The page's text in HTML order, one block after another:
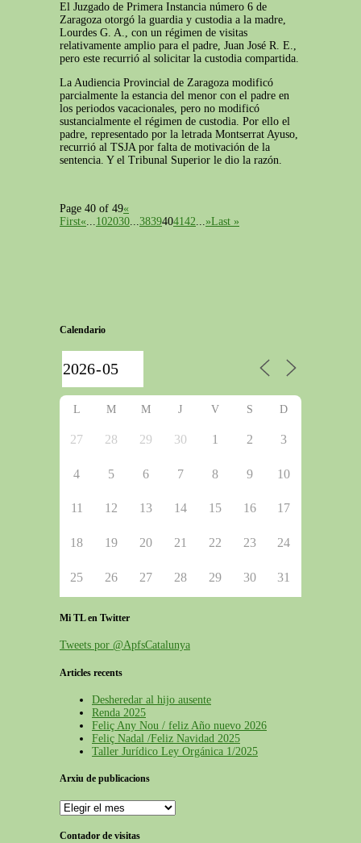
El Juzgado de Primera Instancia número 6 de
Zaragoza otorgó la guardia y custodia a la madre,
Lourdes G. A., con un régimen de visitas
relativamente amplio para el padre, Juan José R. E.,
pero este recurrió al solicitar la custodia compartida.
La Audiencia Provincial de Zaragoza modificó
parcialmente la estancia del menor con el padre en
los periodos vacacionales, pero no modificó
sustancialmente el régimen de custodia. Por ello el
padre, representado por la letrada Montserrat Ayuso,
recurrió al TSJA por falta de motivación de la
sentencia. Y el Tribunal Superior le dio la razón.
Page 40 of 49«
First«...102030...3839404142...»Last »
Calendario
L M M J V S D
27 28 29 30 1 2 3
4 5 6 7 8 9 10
11 12 13 14 15 16 17
18 19 20 21 22 23 24
25 26 27 28 29 30 31
Mi TL en Twitter
Tweets por @ApfsCatalunya
Articles recents
Desheredar al hijo ausente
Renda 2025
Feliç Any Nou / feliz Año nuevo 2026
Feliç Nadal /Feliz Navidad 2025
Taller Jurídico Ley Orgánica 1/2025
Arxiu de publicacions
Arxiu
de
publicacions
Contador de visitas